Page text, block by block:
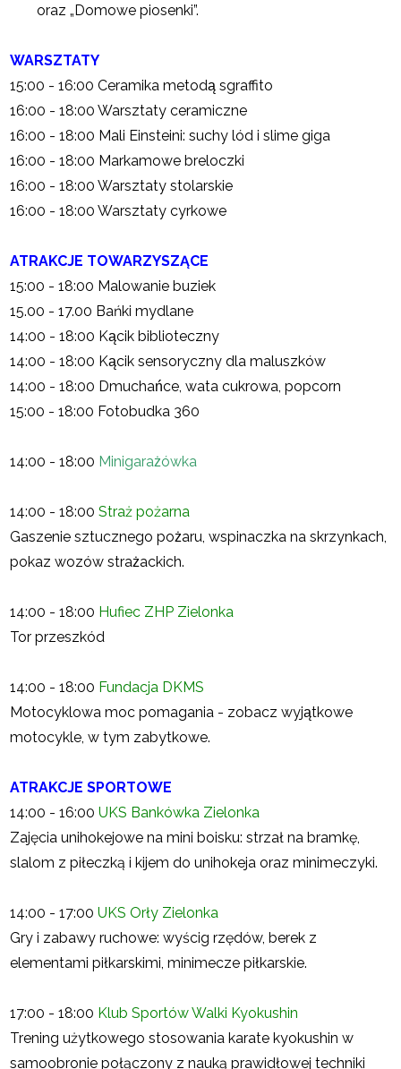
oraz „Domowe piosenki”.
WARSZTATY
15:00 - 16:00 Ceramika metodą sgraffito
16:00 - 18:00 Warsztaty ceramiczne
16:00 - 18:00 Mali Einsteini: suchy lód i slime giga
16:00 - 18:00 Markamowe breloczki
16:00 - 18:00 Warsztaty stolarskie
16:00 - 18:00 Warsztaty cyrkowe
ATRAKCJE TOWARZYSZĄCE
15:00 - 18:00 Malowanie buziek
15.00 - 17.00 Bańki mydlane
14:00 - 18:00 Kącik biblioteczny
14:00 - 18:00 Kącik sensoryczny dla maluszków
14:00 - 18:00 Dmuchańce, wata cukrowa, popcorn
15:00 - 18:00 Fotobudka 360
14:00 - 18:00 Minigarażówka
14:00 - 18:00Straż pożarna
Gaszenie sztucznego pożaru, wspinaczka na skrzynkach,
pokaz wozów strażackich.
14:00 - 18:00 Hufiec ZHP Zielonka
Tor przeszkód
14:00 - 18:00 Fundacja DKMS
Motocyklowa moc pomagania - zobacz wyjątkowe
motocykle, w tym zabytkowe.
ATRAKCJE SPORTOWE
14:00 - 16:00UKS Bankówka Zielonka
Zajęcia unihokejowe na mini boisku: strzał na bramkę,
slalom z piłeczką i kijem do unihokeja oraz minimeczyki.
14:00 - 17:00UKS Orły Zielonka
Gry i zabawy ruchowe: wyścig rzędów, berek z
elementami piłkarskimi, minimecze piłkarskie.
17:00 - 18:00 Klub Sportów Walki Kyokushin
Trening użytkowego stosowania karate kyokushin w
samoobronie połączony z nauką prawidłowej techniki